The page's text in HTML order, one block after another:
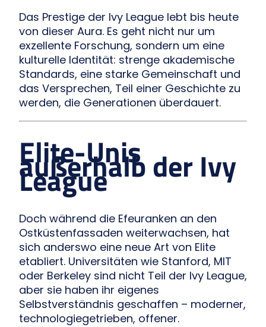
Das Prestige der Ivy League lebt bis heute
von dieser Aura. Es geht nicht nur um
exzellente Forschung, sondern um eine
kulturelle Identität: strenge akademische
Standards, eine starke Gemeinschaft und
das Versprechen, Teil einer Geschichte zu
werden, die Generationen überdauert.
Elite-Unis
außerhalb der Ivy
League
Doch während die Efeuranken an den
Ostküstenfassaden weiterwachsen, hat
sich anderswo eine neue Art von Elite
etabliert. Universitäten wie Stanford, MIT
oder Berkeley sind nicht Teil der Ivy League,
aber sie haben ihr eigenes
Selbstverständnis geschaffen – moderner,
technologiegetrieben, offener.